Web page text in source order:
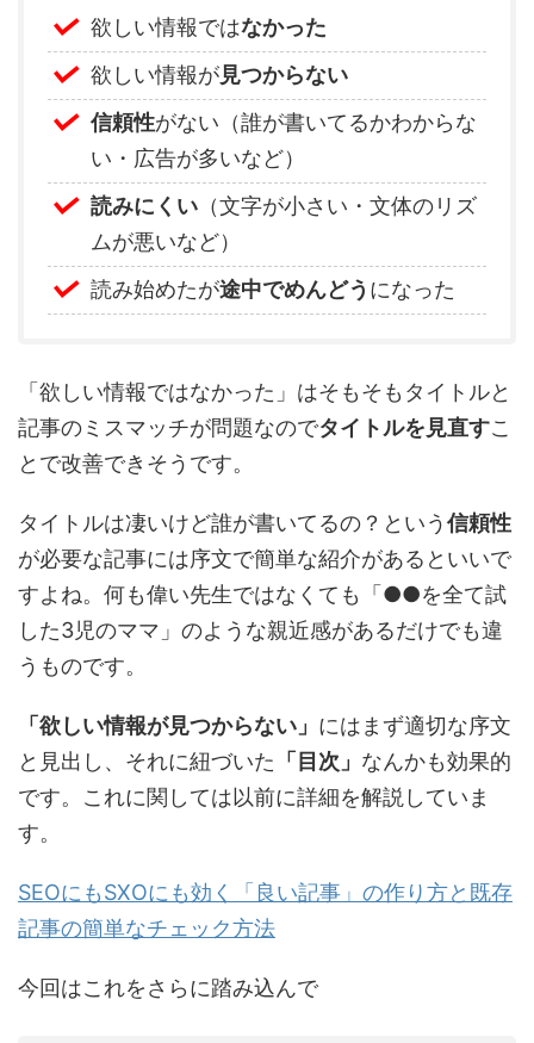
欲しい情報ではなかった
欲しい情報が見つからない
信頼性がない（誰が書いてるかわからな
い・広告が多いなど）
読みにくい （文字が小さい・文体のリズ
ムが悪いなど）
読み始めたが途中でめんどう になった
「欲しい情報ではなかった」はそもそもタイトルと
記事のミスマッチが問題なのでタイトルを見直すこ
とで改善できそうです。
タイトルは凄いけど誰が書いてるの？という信頼性
が必要な記事には序文で簡単な紹介があるといいで
すよね。何も偉い先生ではなくても「●●を全て試
した3児のママ」のような親近感があるだけでも違
うものです。
「欲しい情報が見つからない」 にはまず適切な序文
と見出し、それに紐づいた 「目次」 なんかも効果的
です。これに関しては以前に詳細を解説していま
す。
SEOにもSXOにも効く「良い記事」の作り方と既存
記事の簡単なチェック方法
今回はこれをさらに踏み込んで